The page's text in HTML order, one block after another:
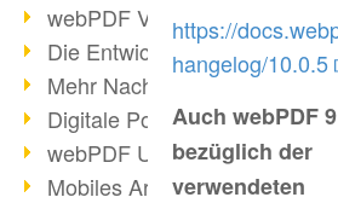
webPDF Video - Behind the
Die Entwicklung von PDF/X
Mehr Nachhaltigkeit durch PDF
Digitale Post als PDF/A
webPDF Update 8.0.0.2531
Mobiles Arbeiten mit PDF
https://
hangelog/10.0.5
Auch webPDF
bezüglich der
verwendeten